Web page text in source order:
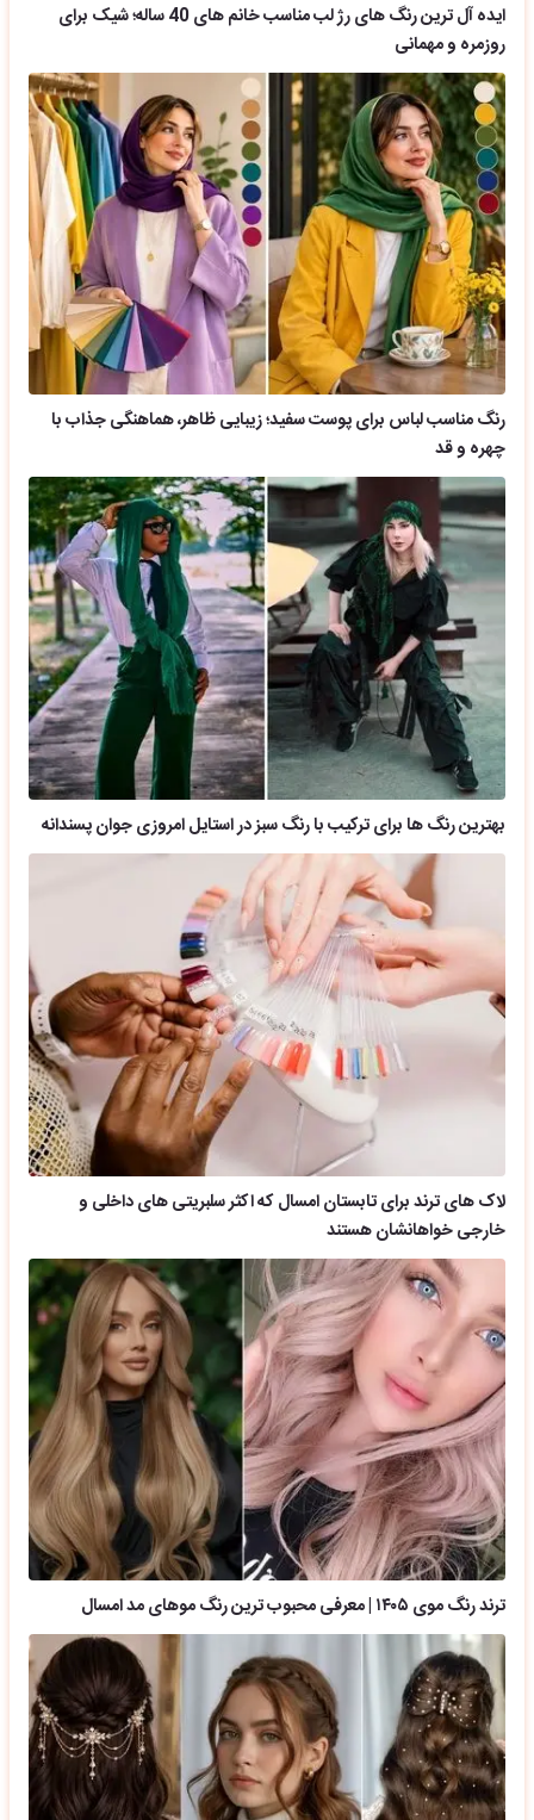
ایده آل ترین رنگ های رژ لب مناسب خانم های 40 ساله؛ شیک برای
روزمره و مهمانی
رنگ مناسب لباس برای پوست سفید؛ زیبایی ظاهر، هماهنگی جذاب با
چهره و قد
بهترین رنگ ها برای ترکیب با رنگ سبز در استایل امروزی جوان پسندانه
لاک های ترند برای تابستان امسال که اکثر سلبریتی های داخلی و
خارجی خواهانشان هستند
ترند رنگ موی ۱۴۰۵ | معرفی محبوب ترین رنگ موهای مد امسال